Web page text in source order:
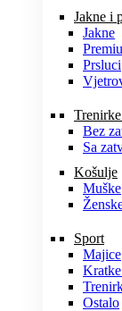
Jakne i
Jakne
Prsluci
Bez
Sa
Košulje
Muške
Sport
Majice
Ostalo